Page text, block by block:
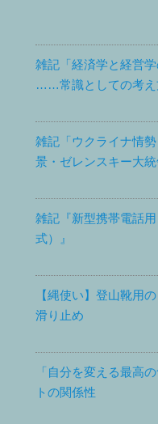
雑記「経済学と経営
……常識としての考え
雑記「ウクライナ情
景・ゼレンスキー大
雑記『新型携帯電話
式）』
【縄使い】登山靴用
滑り止め
「自分を変える最高
トの関係性